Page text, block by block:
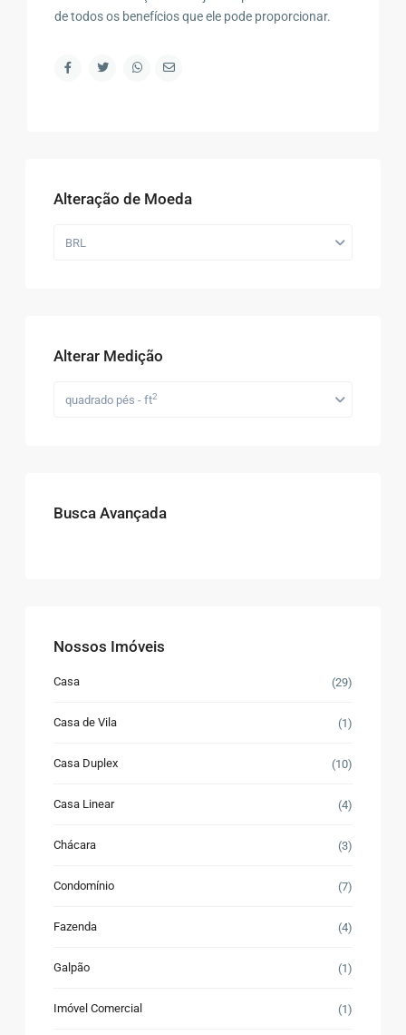
de todos os benefícios que ele pode proporcionar.
Alteração de Moeda
BRL
Alterar Medição
quadrado pés - ft2
Busca Avançada
Nossos Imóveis
Casa (29)
Casa de Vila (1)
Casa Duplex (10)
Casa Linear (4)
Chácara (3)
Condomínio (7)
Fazenda (4)
Galpão (1)
Imóvel Comercial (1)